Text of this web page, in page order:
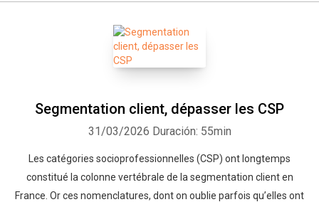
Segmentation client, dépasser les CSP
31/03/2026 Duración: 55min
Les catégories socioprofessionnelles (CSP) ont longtemps
constitué la colonne vertébrale de la segmentation client en
France. Or ces nomenclatures, dont on oublie parfois qu’elles ont